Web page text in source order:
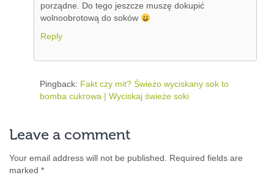
porządne. Do tego jeszcze muszę dokupić
wolnoobrotową do soków
Reply
Pingback: Fakt czy mit? Świeżo wyciskany sok to
bomba cukrowa | Wyciskaj świeże soki
Leave a comment
Your email address will not be published. Required fields are
marked *